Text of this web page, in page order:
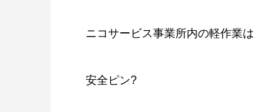
ニコサービス事業所内の軽作業は
安全ピン?